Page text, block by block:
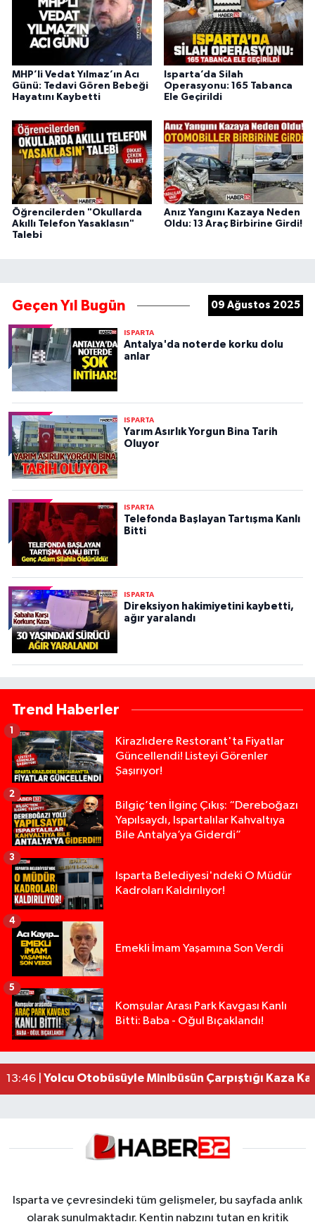
MHP’li Vedat Yılmaz’ın Acı
Günü: Tedavi Gören Bebeği
Hayatını Kaybetti
Isparta’da Silah
Operasyonu: 165 Tabanca
Ele Geçirildi
Öğrencilerden "Okullarda
Akıllı Telefon Yasaklasın"
Talebi
Anız Yangını Kazaya Neden
Oldu: 13 Araç Birbirine Girdi!
Geçen Yıl Bugün 09 Ağustos 2025
ISPARTA
Antalya'da noterde korku dolu
anlar
ISPARTA
Yarım Asırlık Yorgun Bina Tarih
Oluyor
ISPARTA
Telefonda Başlayan Tartışma Kanlı
Bitti
ISPARTA
Direksiyon hakimiyetini kaybetti,
ağır yaralandı
Trend Haberler
Kirazlıdere Restorant'ta Fiyatlar
Güncellendi! Listeyi Görenler
Şaşırıyor!
1
Bilgiç’ten İlginç Çıkış: “Dereboğazı
Yapılsaydı, Ispartalılar Kahvaltıya
Bile Antalya’ya Giderdi”
2
Isparta Belediyesi'ndeki O Müdür
Kadroları Kaldırılıyor!
3
Emekli İmam Yaşamına Son Verdi
4
Komşular Arası Park Kavgası Kanlı
Bitti: Baba - Oğul Bıçaklandı!
5
19:36 |Isparta’da Silah Operasyonu: 165 Tabanca Ele
17:18 |Anız Yangını Kazaya Neden Oldu: 13 Araç
17:08 |Alevlere Teslim Olan Gecekondu Kullanılamaz
13:46 | Yolcu Otobüsüyle Minibüsün Çarpıştığı Kaza
Isparta ve çevresindeki tüm gelişmeler, bu sayfada anlık
olarak sunulmaktadır. Kentin nabzını tutan en kritik